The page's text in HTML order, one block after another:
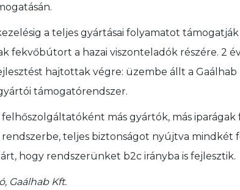
a teljes gyártásai folyamatot
fekvőbútort a hazai viszonteladók részére. 2
hajtottak végre: üzembe állt a
támogatórendszer.
más gyártók, más iparágak
teljes biztonságot nyújtva mindkét
hogy rendszerünket b2c irányba is fejlesztik.
Gaálhab Kft.